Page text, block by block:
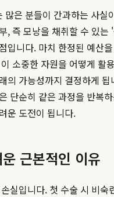
많은 분들이 간과하는 사실
, 즉 모낭을 채취할 수 있는
입니다. 마치 한정된 예산
소중한 자원을 어떻게 활
의 가능성까지 결정하게 됩
단순히 같은 과정을 반복
운 도전이 됩니다.
근본적인 이유
실입니다. 첫 수술 시 비숙